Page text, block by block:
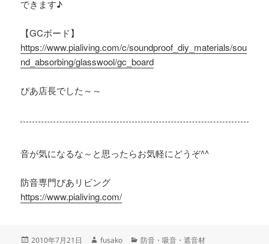
できます♪
【GCボード】
https://www.pialiving.com/c/soundproof_diy_materials/sou
nd_absorbing/glasswool/gc_board
ぴあ店長でした～～
音が気になるな～と思ったらお気軽にどうぞ^^
防音専門ぴあリビング
https://www.pialiving.com/
投
2010年7月21日 作
fusako カ
防音・吸音・遮音材